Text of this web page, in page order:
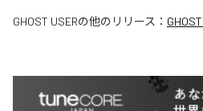
GHOST USERの他のリリース：